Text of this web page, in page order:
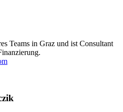
Teams in Graz und ist Consultant